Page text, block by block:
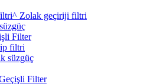
Zolak geçiriji filtri
Filter
filtri
süzgüç
Filter